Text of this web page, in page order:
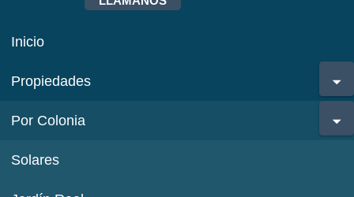
Inicio
Propiedades
Por Colonia
Solares